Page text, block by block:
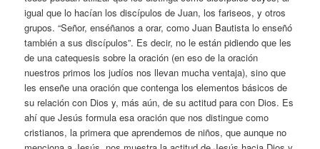
igual que lo hacían los discípulos de Juan, los fariseos, y otros
grupos. “Señor, enséñanos a orar, como Juan Bautista lo enseñó
también a sus discípulos”. Es decir, no le están pidiendo que les
de una catequesis sobre la oración (en eso de la oración
nuestros primos los judíos nos llevan mucha ventaja), sino que
les enseñe una oración que contenga los elementos básicos de
su relación con Dios y, más aún, de su actitud para con Dios. Es
ahí que Jesús formula esa oración que nos distingue como
cristianos, la primera que aprendemos de niños, que aunque no